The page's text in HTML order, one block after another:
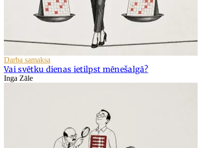
Darba samaksa
Vai svētku dienas ietilpst mēnešalgā?
Inga Zāle